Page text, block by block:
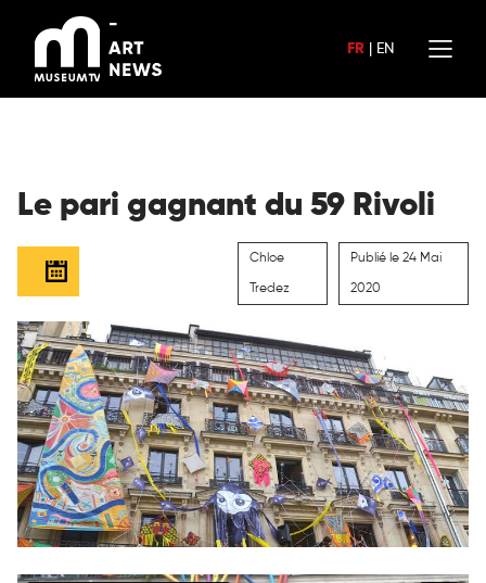
contenu
FR EN
Le pari gagnant du 59 Rivoli
Chloe
Tredez
Publié le 24 Mai
2020